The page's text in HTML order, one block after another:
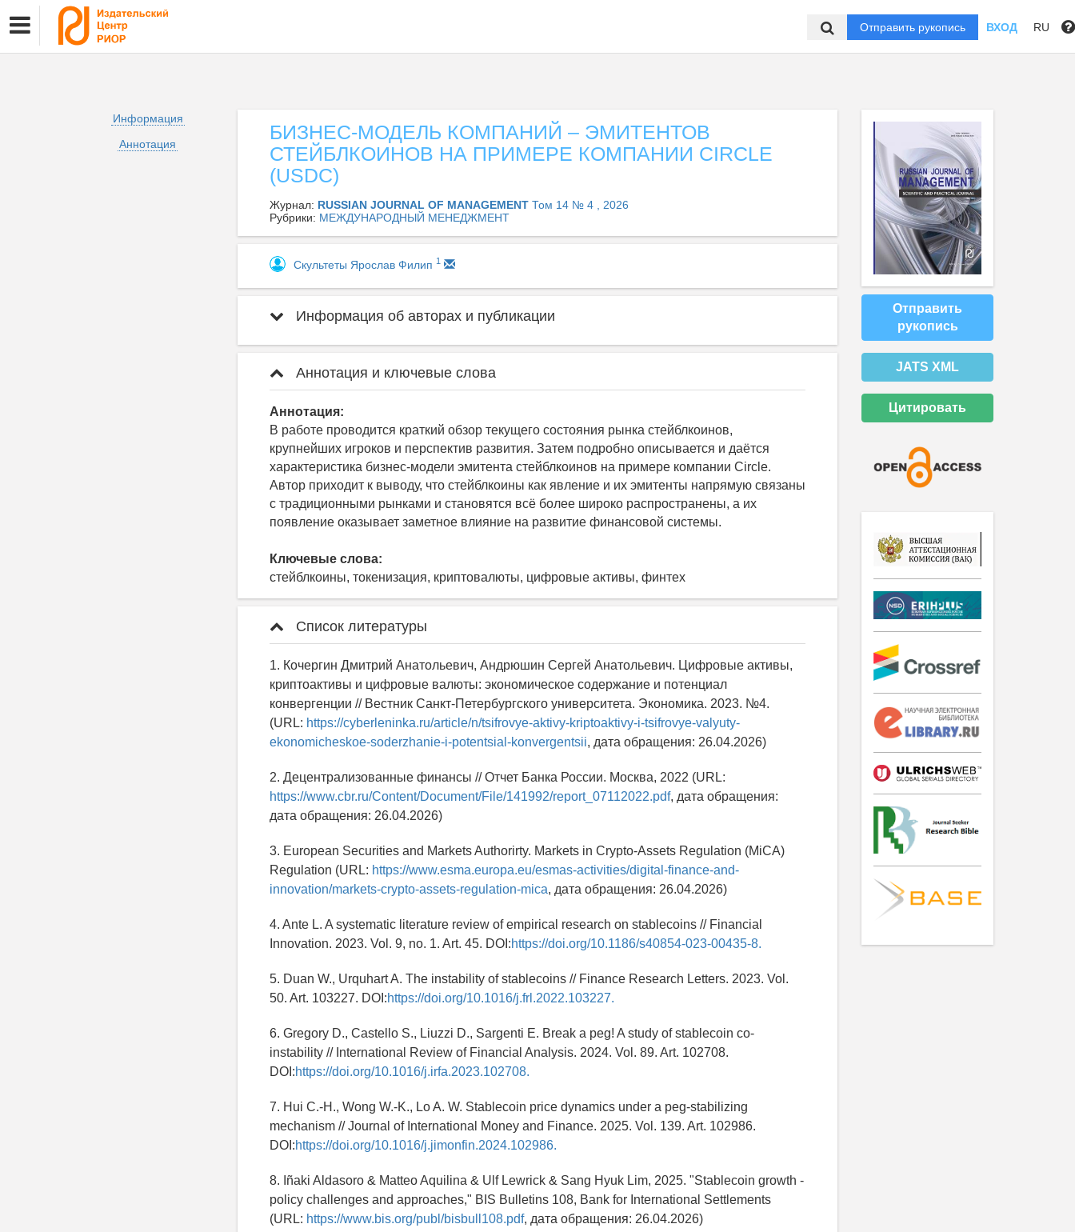
Отправить рукопись ВХОД RU
Информация
Аннотация
БИЗНЕС-МОДЕЛЬ КОМПАНИЙ – ЭМИТЕНТОВ
СТЕЙБЛКОИНОВ НА ПРИМЕРЕ КОМПАНИИ CIRCLE
(USDC)
Журнал: RUSSIAN JOURNAL OF MANAGEMENT Том 14 № 4 , 2026
Рубрики: МЕЖДУНАРОДНЫЙ МЕНЕДЖМЕНТ
Скультеты Ярослав Филип 1
Информация об авторах и публикации
Аннотация и ключевые слова
Аннотация:
В работе проводится краткий обзор текущего состояния рынка стейблкоинов,
крупнейших игроков и перспектив развития. Затем подробно описывается и даётся
характеристика бизнес-модели эмитента стейблкоинов на примере компании Circle.
Автор приходит к выводу, что стейблкоины как явление и их эмитенты напрямую связаны
с традиционными рынками и становятся всё более широко распространены, а их
появление оказывает заметное влияние на развитие финансовой системы.
Ключевые слова:
стейблкоины, токенизация, криптовалюты, цифровые активы, финтех
Список литературы
1. Кочергин Дмитрий Анатольевич, Андрюшин Сергей Анатольевич. Цифровые активы,
криптоактивы и цифровые валюты: экономическое содержание и потенциал
конвергенции // Вестник Санкт-Петербургского университета. Экономика. 2023. №4.
(URL: https://cyberleninka.ru/article/n/tsifrovye-aktivy-kriptoaktivy-i-tsifrovye-valyuty-
ekonomicheskoe-soderzhanie-i-potentsial-konvergentsii, дата обращения: 26.04.2026)
2. Децентрализованные финансы // Отчет Банка России. Москва, 2022 (URL:
https://www.cbr.ru/Content/Document/File/141992/report_07112022.pdf, дата обращения:
дата обращения: 26.04.2026)
3. European Securities and Markets Authorirty. Markets in Crypto-Assets Regulation (MiCA)
Regulation (URL: https://www.esma.europa.eu/esmas-activities/digital-finance-and-
innovation/markets-crypto-assets-regulation-mica, дата обращения: 26.04.2026)
4. Ante L. A systematic literature review of empirical research on stablecoins // Financial
Innovation. 2023. Vol. 9, no. 1. Art. 45. DOI:https://doi.org/10.1186/s40854-023-00435-8.
5. Duan W., Urquhart A. The instability of stablecoins // Finance Research Letters. 2023. Vol.
50. Art. 103227. DOI:https://doi.org/10.1016/j.frl.2022.103227.
6. Gregory D., Castello S., Liuzzi D., Sargenti E. Break a peg! A study of stablecoin co-
instability // International Review of Financial Analysis. 2024. Vol. 89. Art. 102708.
DOI:https://doi.org/10.1016/j.irfa.2023.102708.
7. Hui C.-H., Wong W.-K., Lo A. W. Stablecoin price dynamics under a peg-stabilizing
mechanism // Journal of International Money and Finance. 2025. Vol. 139. Art. 102986.
DOI:https://doi.org/10.1016/j.jimonfin.2024.102986.
8. Iñaki Aldasoro & Matteo Aquilina & Ulf Lewrick & Sang Hyuk Lim, 2025. "Stablecoin growth -
policy challenges and approaches," BIS Bulletins 108, Bank for International Settlements
(URL: https://www.bis.org/publ/bisbull108.pdf, дата обращения: 26.04.2026)
Отправить
рукопись
JATS XML
Цитировать